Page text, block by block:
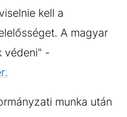
kell a
A magyar
védeni" -
munka után